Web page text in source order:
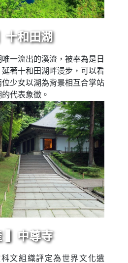
和田湖
一流出的溪流，被奉為是日
著十和田湖畔漫步，可以看
少女以湖為背景相互合掌站
代表象徵。
▍中尊寺
文組織評定為世界文化遺